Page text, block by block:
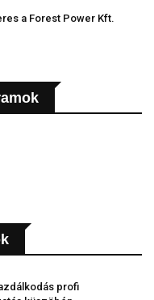
a Forest Power Kft.
profi